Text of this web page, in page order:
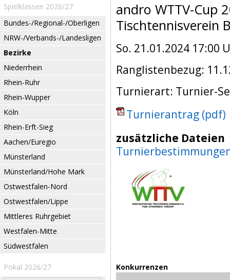
Spielklassen 2026/27
Bundes-/Regional-/Oberligen
NRW-/Verbands-/Landesligen
Bezirke
Niederrhein
Rhein-Ruhr
Rhein-Wupper
Köln
Rhein-Erft-Sieg
Aachen/Euregio
Münsterland
Münsterland/Hohe Mark
Ostwestfalen-Nord
Ostwestfalen/Lippe
Mittleres Ruhrgebiet
Westfalen-Mitte
Südwestfalen
Pokal 2026/27
andro WTTV-Cup
Tischtennisverein
So. 21.01.2024 17:00
Ranglistenbezug:
Turnierart: Turnier-
Turnierantrag (pdf)
zusätzliche Dateien
Konkurrenzen